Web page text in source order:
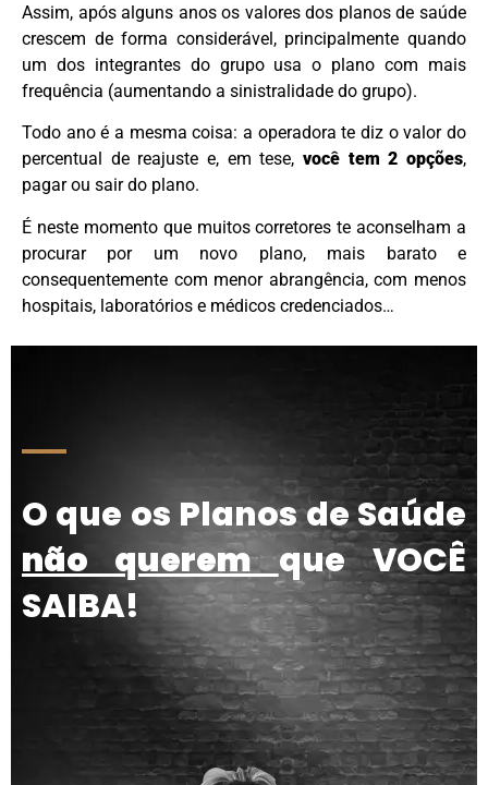
Assim, após alguns anos os valores dos planos de saúde
crescem de forma considerável, principalmente quando
um dos integrantes do grupo usa o plano com mais
frequência (aumentando a sinistralidade do grupo).
Todo ano é a mesma coisa: a operadora te diz o valor do
percentual de reajuste e, em tese, você tem 2 opções,
pagar ou sair do plano.
É neste momento que muitos corretores te aconselham a
procurar por um novo plano, mais barato e
consequentemente com menor abrangência, com menos
hospitais, laboratórios e médicos credenciados…
O que os Planos de Saúde
não queremque VOCÊ
SAIBA!